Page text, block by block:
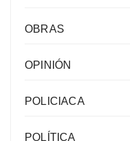
OBRAS
OPINIÓN
POLICIACA
POLÍTICA